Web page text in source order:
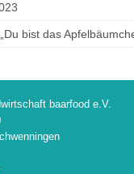
bist das
baarfood e.V.